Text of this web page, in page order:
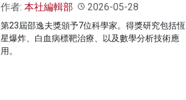
作者: 本社編輯部 2026-05-28
第23屆邵逸夫獎頒予7位科學家。得獎研究包括恆
星爆炸、白血病標靶治療、以及數學分析技術應
用。